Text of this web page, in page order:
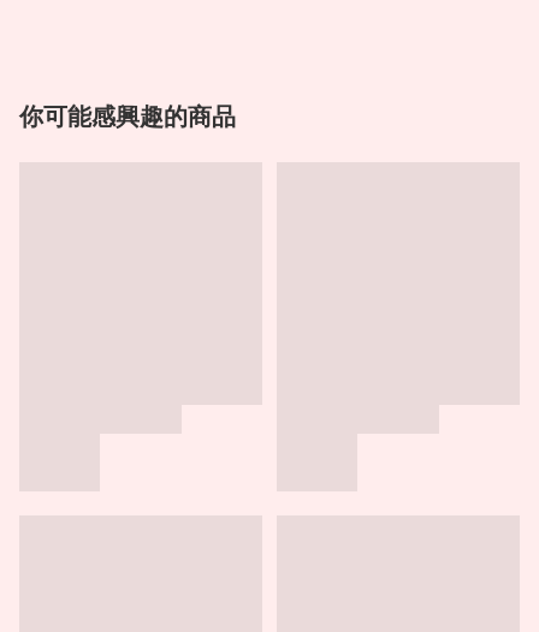
你可能感興趣的商品